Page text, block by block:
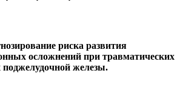
риска развития
осложнений при травматических
железы.